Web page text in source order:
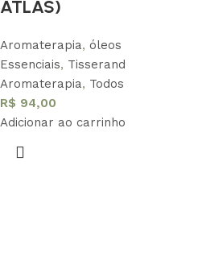
ATLAS)
Aromaterapia, óleos
Essenciais, Tisserand
Aromaterapia, Todos
R$ 94,00
Adicionar ao carrinho